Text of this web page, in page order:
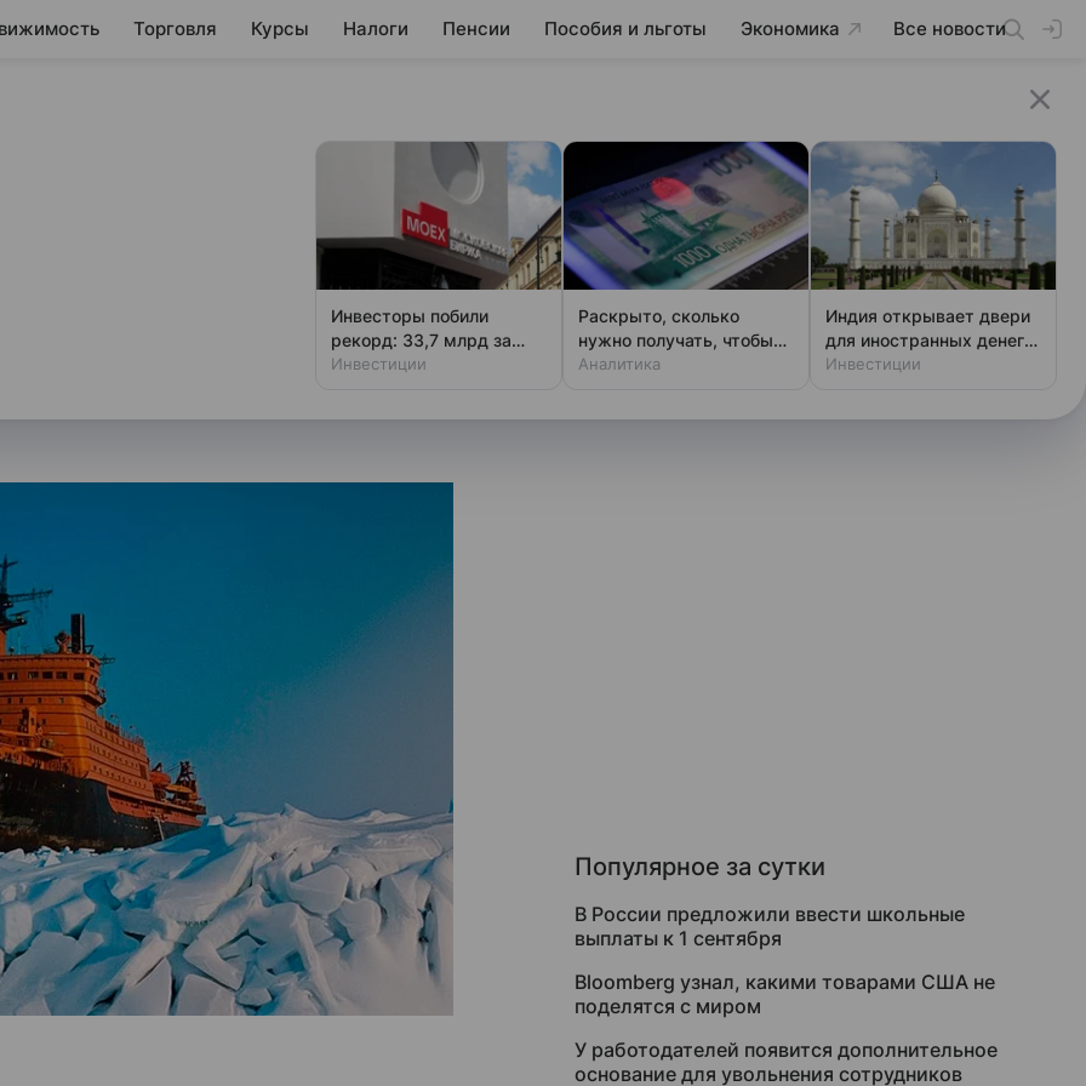
Торговля Курсы Налоги Пенсии Пособия и льготы Экономика Все новости
снабжения
судов снабжения ледового
по Северному морскому пути
со ссылкой на два
Популярное за сутки
В России предложили ввести школьные
выплаты к 1 сентября
Bloomberg узнал, какими товарами США не
поделятся с миром
У работодателей появится дополнительное
основание для увольнения сотрудников
Инвесторы побили
рекорд: 33,7 млрд за
месяц
Инвестиции
Раскрыто, сколько
нужно получать, чтобы
не чувствовать зависти
Аналитика
Индия открывает двери
для иностранных денег:
новые правила игры
Инвестиции